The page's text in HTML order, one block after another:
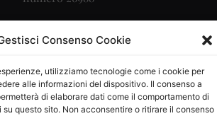
Consenso Cookie
utilizziamo tecnologie come i cookie per
alle informazioni del dispositivo. Il consenso a
di elaborare dati come il comportamento di
questo sito. Non acconsentire o ritirare il consenso